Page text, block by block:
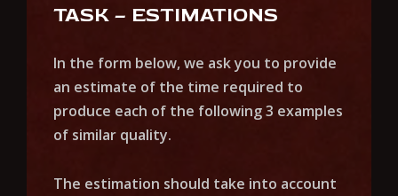
TASK – ESTIMATIONS
In the form below, we ask you to provide
an estimate of the time required to
produce each of the following 3 examples
of similar quality.
The estimation should take into account